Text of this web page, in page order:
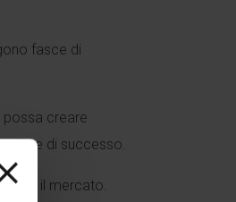
fasce di
creare
e di successo.
il mercato.